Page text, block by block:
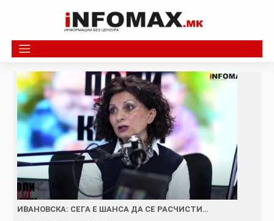
ИВАНОВСКА: СЕГА Е ШАНСА ДА СЕ РАСЧИСТИ…